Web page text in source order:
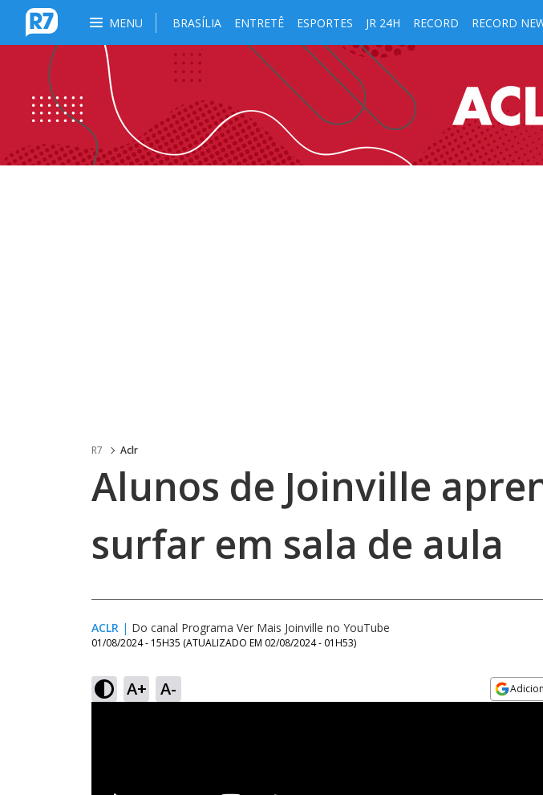
MENU BRASÍLIA ENTRETÊ ESPORTES JR 24H RECORD RECORD
R7 Aclr
Alunos de Joinville
surfar em sala de aula
ACLR | Do canal Programa Ver Mais Joinville no YouTube
01/08/2024 - 15H35 (ATUALIZADO EM 02/08/2024 - 01H53)
A+ A-